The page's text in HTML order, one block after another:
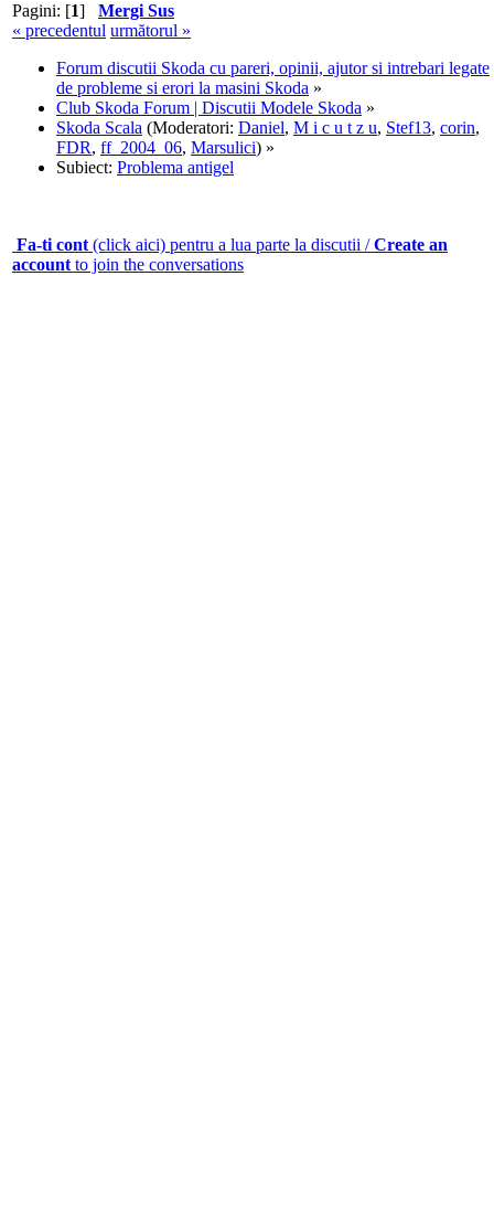
Pagini: [1] Mergi Sus
« precedentul următorul »
Forum discutii Skoda cu pareri, opinii, ajutor si intrebari legate
de probleme si erori la masini Skoda »
Club Skoda Forum | Discutii Modele Skoda »
Skoda Scala (Moderatori: Daniel, M i c u t z u, Stef13, corin,
FDR, ff_2004_06, Marsulici) »
Subiect: Problema antigel
Fa-ti cont (click aici) pentru a lua parte la discutii /Create an
account to join the conversations